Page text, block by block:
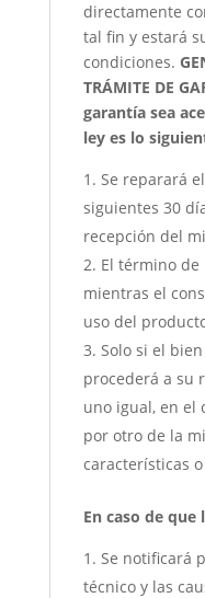
directamente
tal fin y estará
condiciones.
TRÁMITE DE
garantía sea
ley es lo
Se reparará
siguientes 30
recepción del
El término
mientras el
uso del
Solo si el
procederá a su
uno igual, en el
por otro de la
características
En caso de que
Se notificará
técnico y las